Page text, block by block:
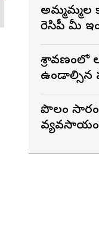
అమ్మమ్మల
రెసిపీ మీ
శ్రావణంలో
ఉండాల్సిన
పొలం